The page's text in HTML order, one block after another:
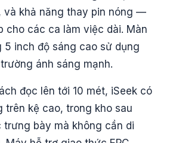
và khả năng thay pin nóng —
cho các ca làm việc dài. Màn
5 inch độ sáng cao sử dụng
ánh sáng mạnh.
đọc lên tới 10 mét, iSeek có
trên kệ cao, trong kho sau
trưng bày mà không cần di